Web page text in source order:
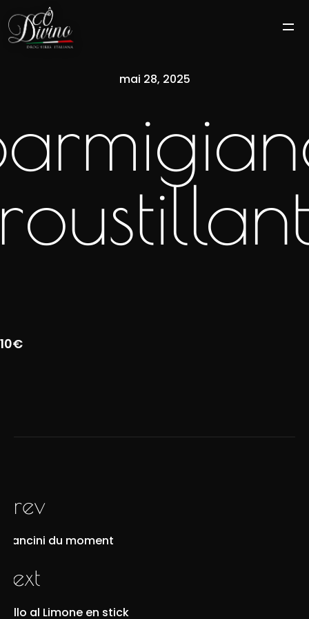
mai 28, 2025
10€
prev
Arancini du moment
next
Pollo al Limone en stick